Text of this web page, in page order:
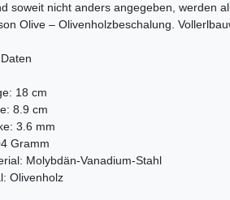
soweit nicht anders angegeben, werden
Olive – Olivenholzbeschalung.
18 cm
8.9 cm
3.6 mm
Gramm
Molybdän-Vanadium-Stahl
Olivenholz